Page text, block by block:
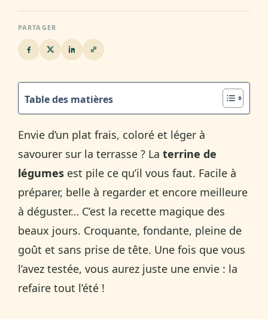
PARTAGER
Table des matières
Envie d’un plat frais, coloré et léger à
savourer sur la terrasse ? La terrine de
légumes est pile ce qu’il vous faut. Facile à
préparer, belle à regarder et encore meilleure
à déguster… C’est la recette magique des
beaux jours. Croquante, fondante, pleine de
goût et sans prise de tête. Une fois que vous
l’avez testée, vous aurez juste une envie : la
refaire tout l’été !